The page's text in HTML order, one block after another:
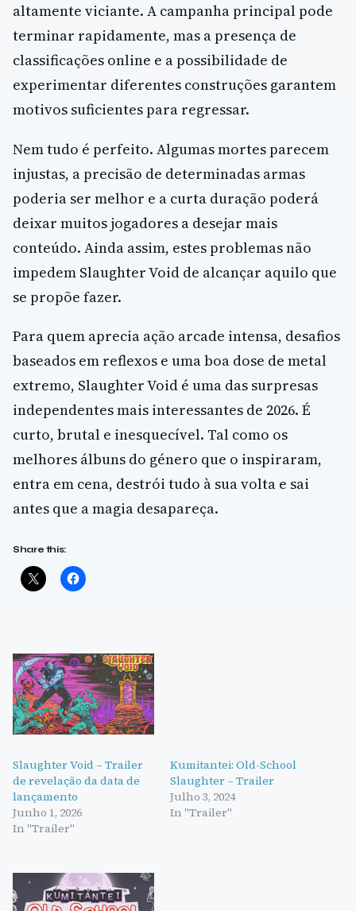
altamente viciante. A campanha principal pode
terminar rapidamente, mas a presença de
classificações online e a possibilidade de
experimentar diferentes construções garantem
motivos suficientes para regressar.
Nem tudo é perfeito. Algumas mortes parecem
injustas, a precisão de determinadas armas
poderia ser melhor e a curta duração poderá
deixar muitos jogadores a desejar mais
conteúdo. Ainda assim, estes problemas não
impedem Slaughter Void de alcançar aquilo que
se propõe fazer.
Para quem aprecia ação arcade intensa, desafios
baseados em reflexos e uma boa dose de metal
extremo, Slaughter Void é uma das surpresas
independentes mais interessantes de 2026. É
curto, brutal e inesquecível. Tal como os
melhores álbuns do género que o inspiraram,
entra em cena, destrói tudo à sua volta e sai
antes que a magia desapareça.
Share this:
Slaughter Void – Trailer
de revelação da data de
lançamento
Junho 1, 2026
In "Trailer"
Kumitantei: Old-School
Slaughter – Trailer
Julho 3, 2024
In "Trailer"